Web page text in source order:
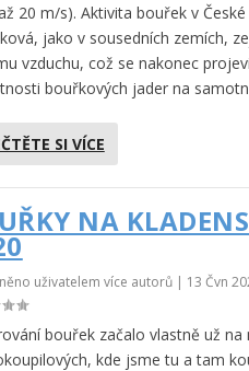
20 m/s). Aktivita bouřek v
jako v sousedních zemích,
vzduchu, což se nakonec
bouřkových jader na
SI VÍCE
NA
uživatelem více autorů | 13 Čvn
bouřek začalo vlastně už na
kde jsme tu a tam